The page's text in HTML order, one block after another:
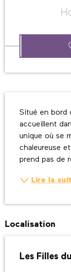
Situé en bord
accueillent
unique où se
chaleureuse
prend pas de
Lire la
Localisation
Les Filles